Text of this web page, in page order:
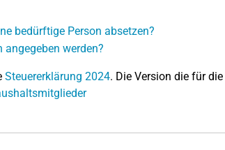
bedürftige Person absetzen?
angegeben werden?
Steuererklärung 2024. Die Version die für die